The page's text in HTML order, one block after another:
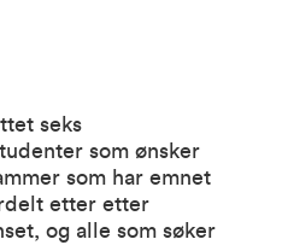
seks
som ønsker
som har emnet
etter etter
og alle som søker